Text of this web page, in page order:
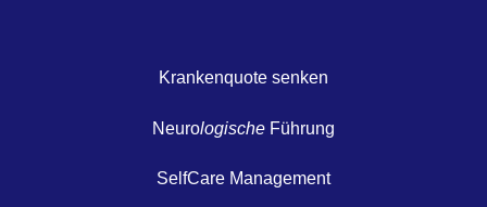
Krankenquote senken
Neurologische Führung
SelfCare Management